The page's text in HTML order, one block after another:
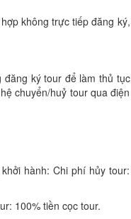
không trực tiếp đăng ký,
đăng ký tour để làm thủ tục
chuyển/huỷ tour qua điện
hành: Chi phí hủy tour:
100% tiền cọc tour.